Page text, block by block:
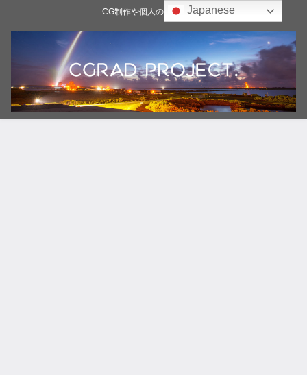
CG制作や個人の雑記ブログJapanese